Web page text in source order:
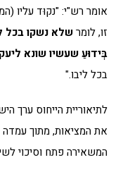
אומר רש"י: "נקוּד עליו
זו, לומרשלא נשקו בכל
בְּידוּעַ שעשיו שונא
בכל ליבו."
לתיאוריית הייחוס ערך
את המציאות, מתוך
המשאירה פתח וסיכוי